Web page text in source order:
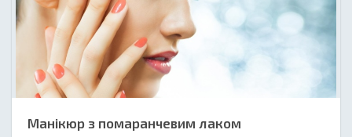
Манікюр з помаранчевим лаком